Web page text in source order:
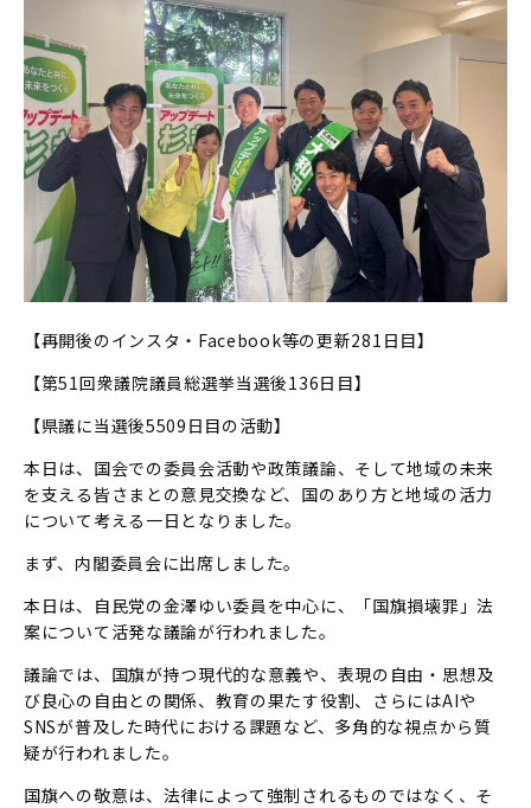
【再開後のインスタ・Facebook等の更新281日目】
【第51回衆議院議員総選挙当選後136日目】
【県議に当選後5509日目の活動】
本日は、国会での委員会活動や政策議論、そして地域の未来
を支える皆さまとの意見交換など、国のあり方と地域の活力
について考える一日となりました。
まず、内閣委員会に出席しました。
本日は、自民党の金澤ゆい委員を中心に、「国旗損壊罪」法
案について活発な議論が行われました。
議論では、国旗が持つ現代的な意義や、表現の自由・思想及
び良心の自由との関係、教育の果たす役割、さらにはAIや
SNSが普及した時代における課題など、多角的な視点から質
疑が行われました。
国旗への敬意は、法律によって強制されるものではなく、そ